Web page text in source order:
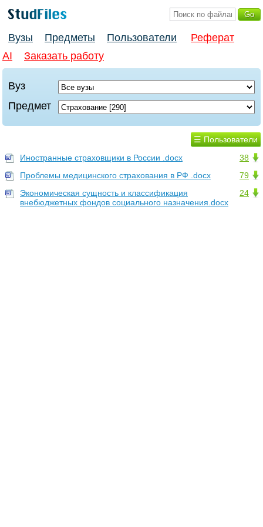
Вузы Предметы Пользователи
Реферат
AI
Заказать работу
Вуз
Предмет
☰ Пользователи
38
Иностранные страховщики в России .docx
79
Проблемы медицинского страхования в РФ .docx
24
Экономическая сущность и классификация
внебюджетных фондов социального назначения.docx